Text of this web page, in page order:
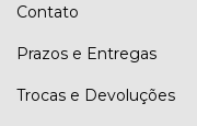
Contato
Prazos e Entregas
Trocas e Devoluções